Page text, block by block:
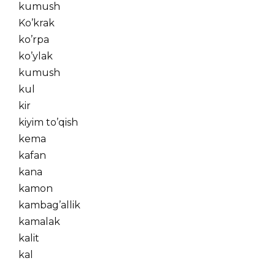
kumush
Ko’krak
ko’rpa
ko’ylak
kumush
kul
kir
kiyim to’qish
kema
kafan
kana
kamon
kambag’allik
kamalak
kalit
kal